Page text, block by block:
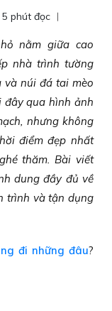
5 phút đọc
nằm giữa cao
nhà trình tường
và núi đá tai mèo
đây qua hình ảnh
nhưng không
điểm đẹp nhất
thăm. Bài viết
dung đầy đủ về
trình và tận dụng
đi những đâu?